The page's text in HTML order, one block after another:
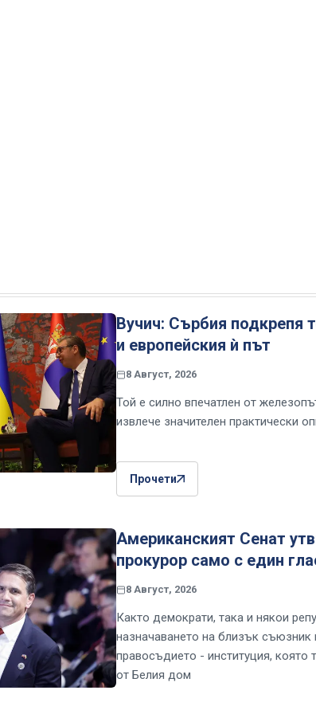
Вучич: Сърбия подкрепя
и европейския ѝ път
8 Август, 2026
Той е силно впечатлен от
извлече значителен практически
Прочети
Американският Сенат
прокурор само с един
8 Август, 2026
Както демократи, така и някои
назначаването на близък
правосъдието - институция,
от Белия дом